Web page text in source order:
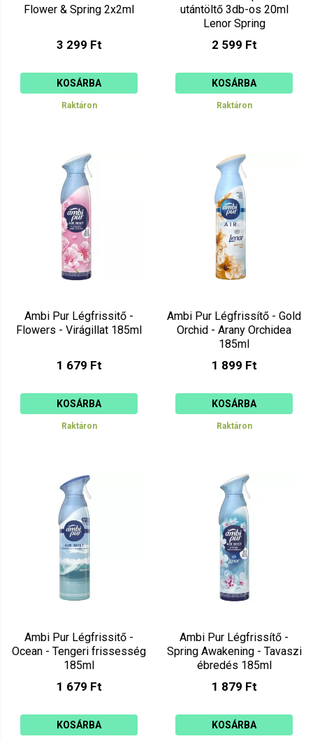
Flower & Spring 2x2ml
3 299 Ft
KOSÁRBA
Raktáron
utántöltő 3db-os 20ml
Lenor Spring
2 599 Ft
KOSÁRBA
Raktáron
Ambi Pur Légfrissitő -
Flowers - Virágillat 185ml
1 679 Ft
KOSÁRBA
Raktáron
Ambi Pur Légfrissítő - Gold
Orchid - Arany Orchidea
185ml
1 899 Ft
KOSÁRBA
Raktáron
Ambi Pur Légfrissitő -
Ocean - Tengeri frissesség
185ml
1 679 Ft
KOSÁRBA
Ambi Pur Légfrissítő -
Spring Awakening - Tavaszi
ébredés 185ml
1 879 Ft
KOSÁRBA